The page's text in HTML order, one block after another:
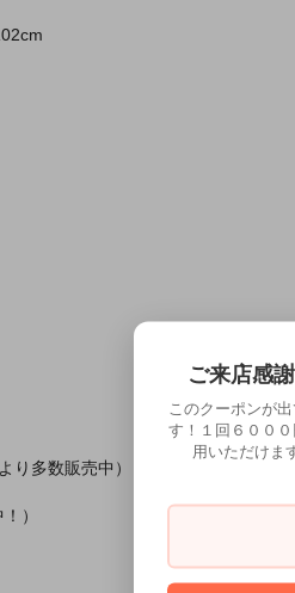
り多数販売中）
）
ご来店感
このクーポンが
す！１回６００
用いただけま